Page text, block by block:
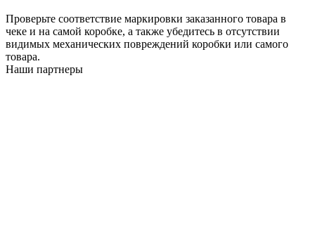
Проверьте соответствие маркировки заказанного товара в
чеке и на самой коробке, а также убедитесь в отсутствии
видимых механических повреждений коробки или самого
товара.
Наши партнеры